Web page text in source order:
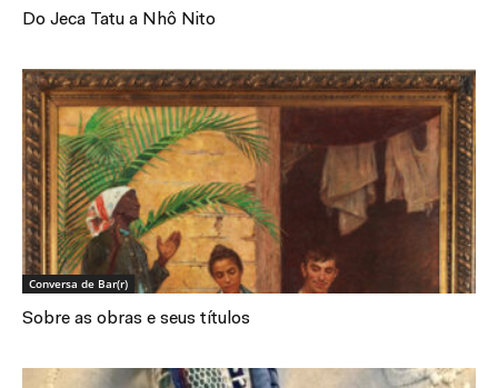
Do Jeca Tatu a Nhô Nito
Conversa de Bar(r)
Sobre as obras e seus títulos